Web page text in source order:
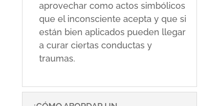
aprovechar como actos simbólicos
que el inconsciente acepta y que si
están bien aplicados pueden llegar
a curar ciertas conductas y
traumas.